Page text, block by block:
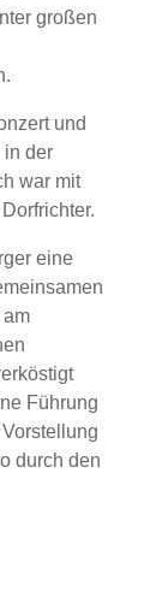
großen
und
in der
war mit
eine
Führung
durch den